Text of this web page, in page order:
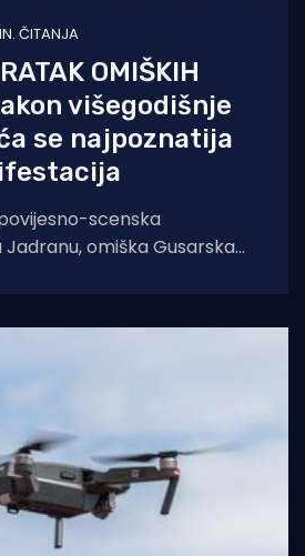
ČITANJA
OMIŠKIH
višegodišnje
se najpoznatija
scenska
omiška Gusarska